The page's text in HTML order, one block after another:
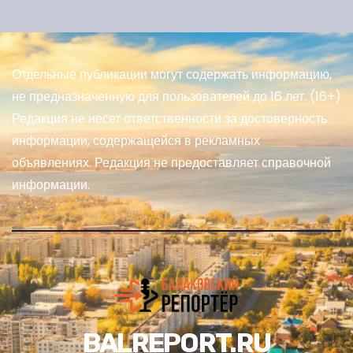
Отдельные публикации могут содержать информацию,
не предназначенную для пользователей до 16 лет. (16+)
Редакция не несет ответственности за достоверность
информации, содержащейся в рекламных
объявлениях. Редакция не предоставляет справочной
информации.
BALREPORT.RU